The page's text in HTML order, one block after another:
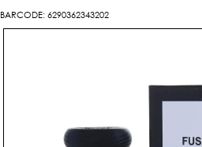
i
rregullt
BARCODE: 6290362343202
te